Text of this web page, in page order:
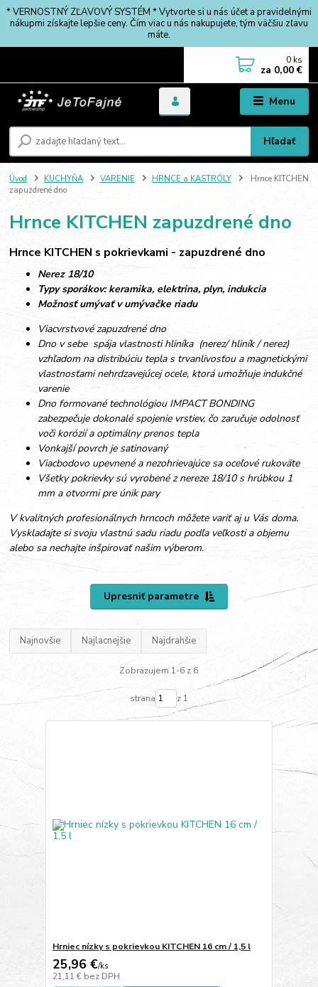
* VERNOSTNÝ ZĽAVOVÝ SYSTÉM * Vytvorte si u nás účet a pravidelnými
nákupmi získajte lepšie ceny. Čím viac u nás nakupujete, tým väčšiu zľavu
máte.
Menu
Hľadať
0 ks
za 0,00 €
Úvod KUCHYŇA VARENIE HRNCE a KASTRÓLY
Hrnce KITCHEN
zapuzdrené dno
Hrnce KITCHEN zapuzdrené dno
Hrnce KITCHEN s pokrievkami - zapuzdrené dno
Nerez 18/10
Typy sporákov: keramika, elektrina, plyn, indukcia
Možnosť umývať v umývačke riadu
Viacvrstvové zapuzdrené dno
Dno v sebe spája vlastnosti hliníka (nerez/ hliník / nerez)
vzhľadom na distribúciu tepla s trvanlivosťou a magnetickými
vlastnosťami nehrdzavejúcej ocele, ktorá umožňuje indukčné
varenie
Dno formované technológiou IMPACT BONDING
zabezpečuje dokonalé spojenie vrstiev, čo zaručuje odolnosť
voči korózií a optimálny prenos tepla
Vonkajší povrch je satinovaný
Viacbodovo upevnené a nezohrievajúce sa oceľové rukoväte
Všetky pokrievky sú vyrobené z nereze 18/10 s hrúbkou 1
mm a otvormi pre únik pary
V kvalitných profesionálnych hrncoch môžete variť aj u Vás doma.
Vyskladajte si svoju vlastnú sadu riadu podľa veľkosti a objemu
alebo sa nechajte inšpirovať našim výberom.
Upresniť parametre
Najnovšie Najlacnejšie Najdrahšie
Zobrazujem 1-6 z 6
strana z 1
Hrniec nízky s pokrievkou KITCHEN 16 cm / 1,5 l
25,96 €/ks
21,11 € bez DPH